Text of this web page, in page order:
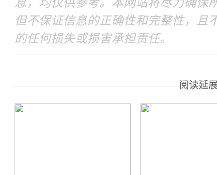
息，均仅供参考。本网站将尽力确保
但不保证信息的正确性和完整性，且
的任何损失或损害承担责任。
阅读延